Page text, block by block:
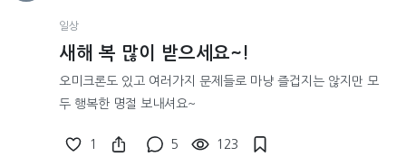
일상
새해 복 많이 받으세요~!
오미크론도 있고 여러가지 문제들로 마냥 즐겁지는 않지만 모
두 행복한 명절 보내셔요~
1 5 123